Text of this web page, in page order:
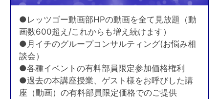
●レッツゴー動画部HPの動画を全て見放題（動
画数600超え/これからも増え続けます）
●月イチのグループコンサルティング(お悩み相
談会）
●各種イベントの有料部員限定参加価格権利
●過去の本講座授業、ゲスト様をお呼びした講
座（動画）の有料部員限定価格でのご提供